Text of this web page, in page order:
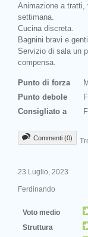
Animazione a tratti,
settimana.
Cucina discreta.
Bagnini bravi e
Servizio di sala un
compensa.
Punto di forza
Punto debole
Consigliato a
Commenti (0)
23 Luglio, 2023
Ferdinando
Voto medio
Struttura